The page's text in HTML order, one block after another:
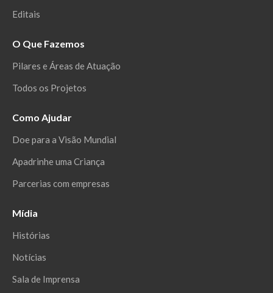
Editais
O Que Fazemos
Pilares e Áreas de Atuação
Todos os Projetos
Como Ajudar
Doe para a Visão Mundial
Apadrinhe uma Criança
Parcerias com empresas
Mídia
Histórias
Notícias
Sala de Imprensa